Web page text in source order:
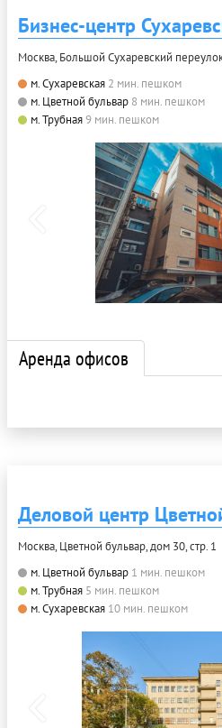
Бизнес-центр
Москва, Большой Сухаревский
м. Сухаревская 2 мин. пешком
м. Цветной бульвар 8 мин. пешком
м. Трубная9 мин. пешком
Аренда офисов
Деловой центр
Москва, Цветной бульвар, дом 30, стр. 1
м. Цветной бульвар 1 мин. пешком
м. Трубная 5 мин. пешком
м. Сухаревская 10 мин. пешком